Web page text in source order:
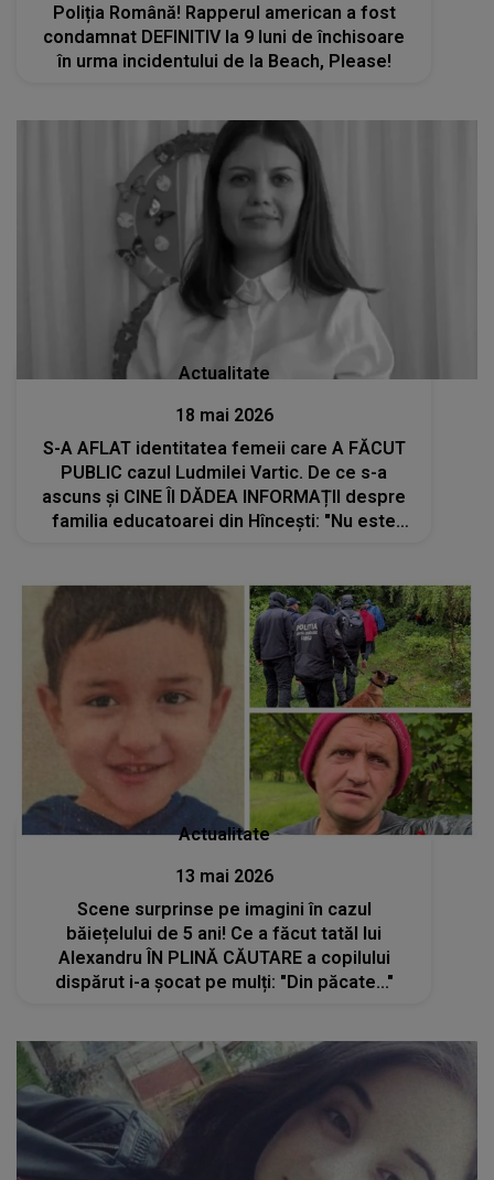
Poliția Română! Rapperul american a fost
condamnat DEFINITIV la 9 luni de închisoare
în urma incidentului de la Beach, Please!
Actualitate
18 mai 2026
S-A AFLAT identitatea femeii care A FĂCUT
PUBLIC cazul Ludmilei Vartic. De ce s-a
ascuns și CINE ÎI DĂDEA INFORMAȚII despre
familia educatoarei din Hîncești: "Nu este
Actualitate
13 mai 2026
Scene surprinse pe imagini în cazul
băiețelului de 5 ani! Ce a făcut tatăl lui
Alexandru ÎN PLINĂ CĂUTARE a copilului
dispărut i-a șocat pe mulți: "Din păcate..."